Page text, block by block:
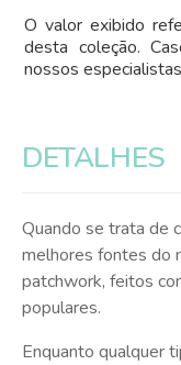
O valor exibido
desta coleção.
nossos
DETALHES
Quando se trata de
melhores fontes do
patchwork, feitos
populares.
Enquanto qualquer